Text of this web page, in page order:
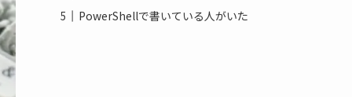
PowerShellで書いている人がいた